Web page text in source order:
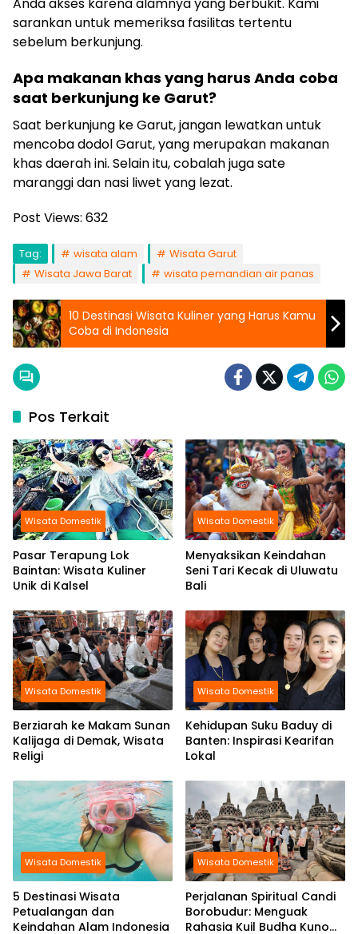
sarankan untuk memeriksa fasilitas tertentu
sebelum berkunjung.
Apa makanan khas yang harus Anda coba
saat berkunjung ke Garut?
Saat berkunjung ke Garut, jangan lewatkan untuk
mencoba dodol Garut, yang merupakan makanan
khas daerah ini. Selain itu, cobalah juga sate
maranggi dan nasi liwet yang lezat.
Post Views: 632
Tag: wisata alam
Wisata Garut
Wisata Jawa Barat
wisata pemandian air panas
10 Destinasi Wisata Kuliner yang Harus Kamu
Coba di Indonesia
Pos Terkait
Wisata Domestik
Pasar Terapung Lok
Baintan: Wisata Kuliner
Unik di Kalsel
Wisata Domestik
Menyaksikan Keindahan
Seni Tari Kecak di Uluwatu
Bali
Wisata Domestik
Berziarah ke Makam Sunan
Kalijaga di Demak, Wisata
Religi
Wisata Domestik
Kehidupan Suku Baduy di
Banten: Inspirasi Kearifan
Lokal
Wisata Domestik
5 Destinasi Wisata
Petualangan dan
Keindahan Alam Indonesia
Wisata Domestik
Perjalanan Spiritual Candi
Borobudur: Menguak
Rahasia Kuil Budha Kuno